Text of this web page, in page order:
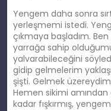
Yengem daha sonra
yerleşmemi istedi.
çıkmaya başladım.
yarrağa sahip
yalvarabileceğini
gidip gelmelerim
şişti. Gelmek
Hemen sikimi
kadar fışkırmış,